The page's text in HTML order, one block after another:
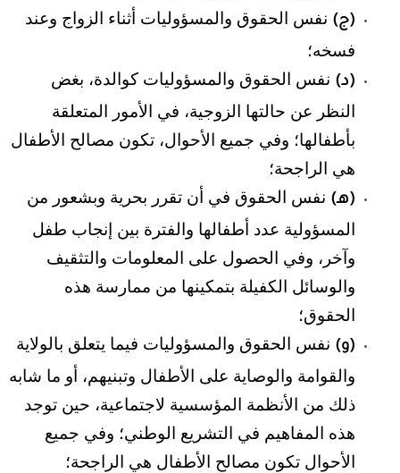
(ج) نفس الحقوق والمسؤوليات أثناء الزواج وعند
فسخه؛
(د) نفس الحقوق والمسؤوليات كوالدة، بغض
النظر عن حالتها الزوجية، في الأمور المتعلقة
بأطفالها؛ وفي جميع الأحوال، تكون مصالح الأطفال
هي الراجحة؛
(هـ) نفس الحقوق في أن تقرر بحرية وبشعور من
المسؤولية عدد أطفالها والفترة بين إنجاب طفل
وآخر، وفي الحصول على المعلومات والتثقيف
والوسائل الكفيلة بتمكينها من ممارسة هذه
الحقوق؛
(و) نفس الحقوق والمسؤوليات فيما يتعلق بالولاية
والقوامة والوصاية على الأطفال وتبنيهم، أو ما شابه
ذلك من الأنظمة المؤسسية لاجتماعية، حين توجد
هذه المفاهيم في التشريع الوطني؛ وفي جميع
الأحوال تكون مصالح الأطفال هي الراجحة؛